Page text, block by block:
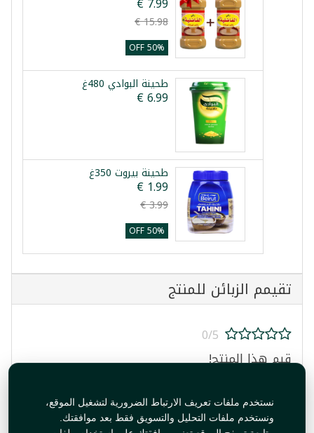
نستخدم ملفات تعريف الارتباط الضرورية لتشغيل الموقع،
ونستخدم ملفات التحليل والتسويق فقط بعد موافقتك.
50% OFF
طحينة البوادي 480غ
طحينة بيروت 350غ
50% OFF
تقيمم الزبائن للمنتج
0/5
قيم هذا المنتج!